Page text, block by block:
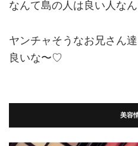
なんて島の人は良い人なん
ヤンチャそうなお兄さん
良いな〜♡
美容